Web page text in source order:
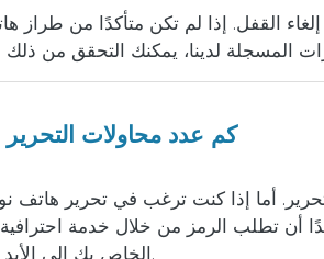
المسجلة لدينا، يمكنك التحقق من
كم عدد محاولات التحرير
أن تطلب الرمز من خلال خدمة
الرخيصة والمجهولة، فقد يتلف هاتف Nokia الخاص بك إلى الأبد.